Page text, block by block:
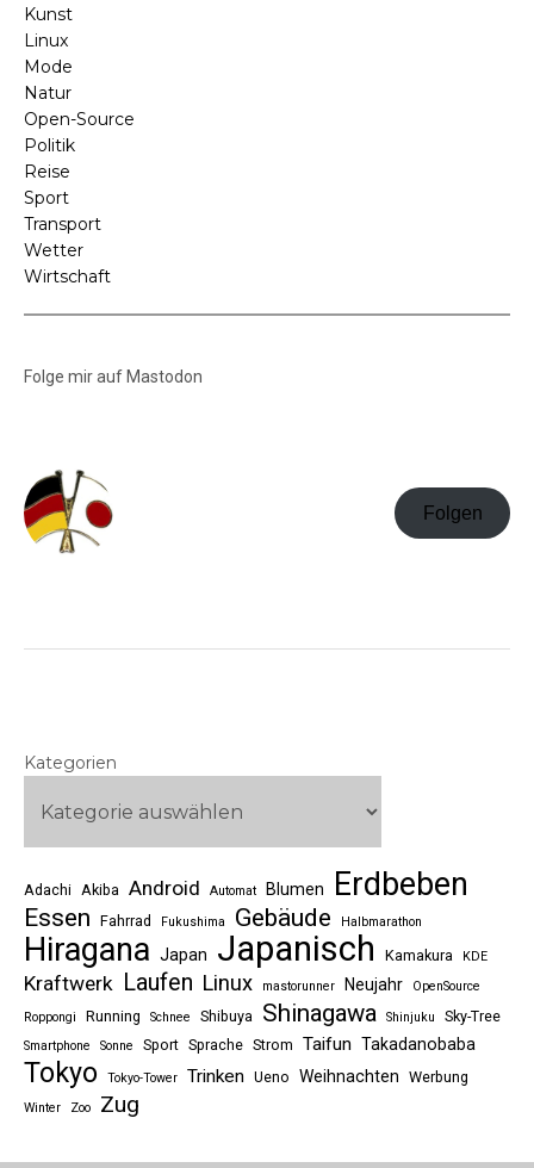
Kunst
Linux
Mode
Natur
Open-Source
Politik
Reise
Sport
Transport
Wetter
Wirtschaft
Folge mir auf Mastodon
Folgen
Kategorien
Adachi Akiba Android Automat Blumen Erdbeben
Essen Fahrrad Fukushima Gebäude Halbmarathon
Hiragana Japan Japanisch Kamakura KDE
Kraftwerk Laufen Linux mastorunner Neujahr
OpenSource
Roppongi
Running Schnee Shibuya Shinagawa Shinjuku Sky-Tree
Smartphone Sonne Sport Sprache Strom Taifun Takadanobaba
Tokyo Tokyo-Tower Trinken Ueno Weihnachten Werbung
Winter Zoo Zug